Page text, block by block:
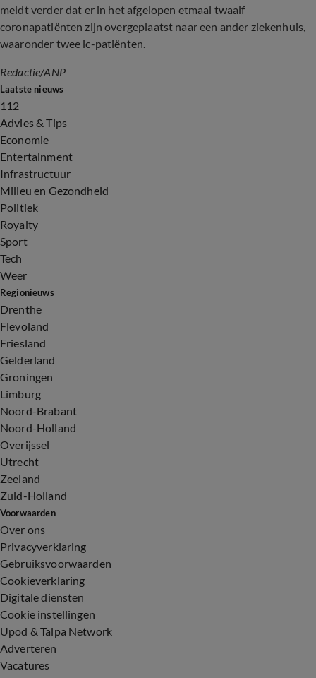
meldt verder dat er in het afgelopen etmaal twaalf
coronapatiënten zijn overgeplaatst naar een ander ziekenhuis,
waaronder twee ic-patiënten.
Redactie/ANP
Laatste nieuws
112
Advies & Tips
Economie
Entertainment
Infrastructuur
Milieu en Gezondheid
Politiek
Royalty
Sport
Tech
Weer
Regionieuws
Drenthe
Flevoland
Friesland
Gelderland
Groningen
Limburg
Noord-Brabant
Noord-Holland
Overijssel
Utrecht
Zeeland
Zuid-Holland
Voorwaarden
Over ons
Privacyverklaring
Gebruiksvoorwaarden
Cookieverklaring
Digitale diensten
Cookie instellingen
Upod & Talpa Network
Adverteren
Vacatures